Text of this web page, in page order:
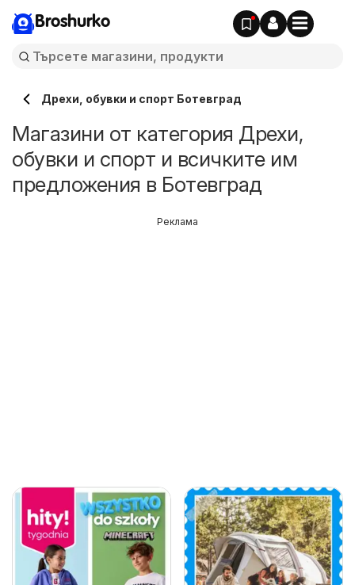
Broshurko
Дрехи, обувки и спорт Ботевград
Магазини от категория Дрехи,
обувки и спорт и всичките им
предложения в Ботевград
Реклама